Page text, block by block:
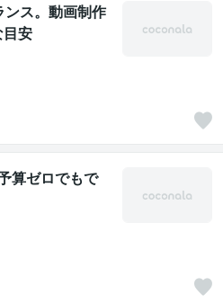
ンス。動画制作
安
算ゼロでもで